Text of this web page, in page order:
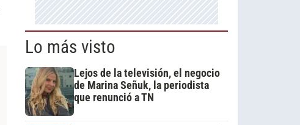
Lo más visto
Lejos de la televisión, el negocio
de Marina Señuk, la periodista
que renunció a TN